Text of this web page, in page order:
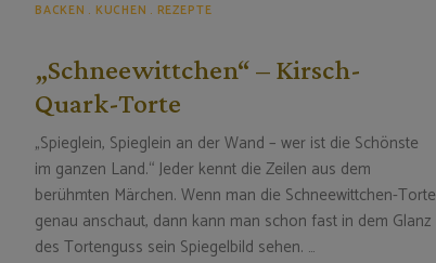
BACKEN KUCHEN REZEPTE
„Schneewittchen“ – Kirsch-
Quark-Torte
„Spieglein, Spieglein an der Wand – wer ist die Schönste
im ganzen Land.“ Jeder kennt die Zeilen aus dem
berühmten Märchen. Wenn man die Schneewittchen-Torte
genau anschaut, dann kann man schon fast in dem Glanz
des Tortenguss sein Spiegelbild sehen. …